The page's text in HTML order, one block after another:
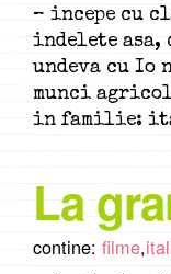
– incepe cu
indelete asa,
undeva cu Io
munci
in familie:
La
contine: filme,